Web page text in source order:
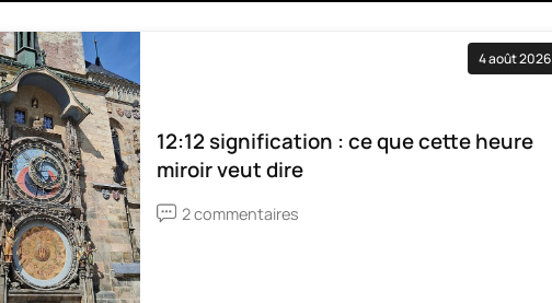
4 août 2026
12:12 signification : ce que cette heure
miroir veut dire
2 commentaires